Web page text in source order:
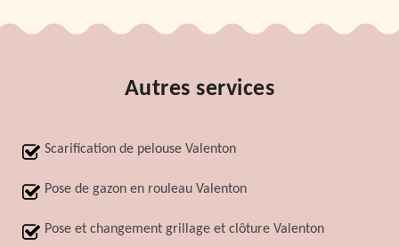
Autres services
Scarification de pelouse Valenton
Pose de gazon en rouleau Valenton
Pose et changement grillage et clôture Valenton